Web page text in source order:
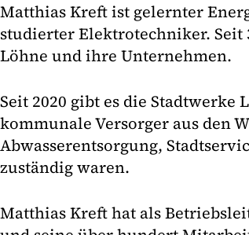
Matthias Kreft ist gelernter
studierter Elektrotechniker. Seit
Löhne und ihre Unternehmen.
Seit 2020 gibt es die Stadtwerke
kommunale Versorger aus den
Abwasserentsorgung,
zuständig waren.
Matthias Kreft hat als